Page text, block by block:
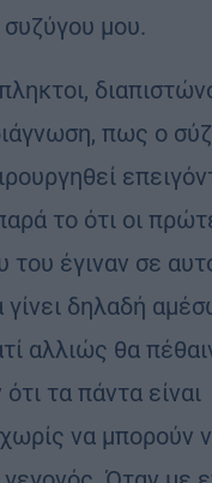
συζύγου μου.
πως ο
το ότι οι
του έγιναν σε
γίνει δηλαδή
αλλιώς θα
τα πάντα είναι
να μπορούν